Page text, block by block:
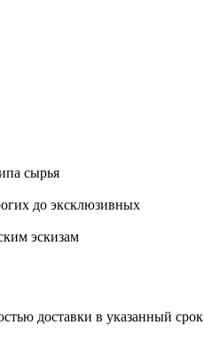
сырья
до эксклюзивных
эскизам
доставки в указанный срок